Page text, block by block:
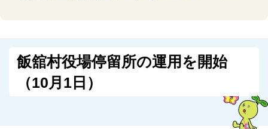
飯舘村役場停留所の運用を開始
（10月1日）